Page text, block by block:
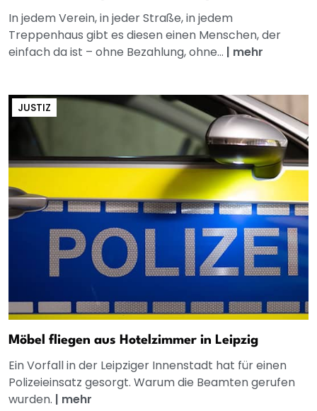
In jedem Verein, in jeder Straße, in jedem
Treppenhaus gibt es diesen einen Menschen, der
einfach da ist – ohne Bezahlung, ohne... | mehr
JUSTIZ
Möbel fliegen aus Hotelzimmer in Leipzig
Ein Vorfall in der Leipziger Innenstadt hat für einen
Polizeieinsatz gesorgt. Warum die Beamten gerufen
wurden. | mehr